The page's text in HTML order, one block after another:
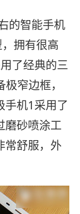
的智能手机
拥有很高
了经典的三
窄边框，
手机1采用了
磨砂喷涂工
常舒服，外